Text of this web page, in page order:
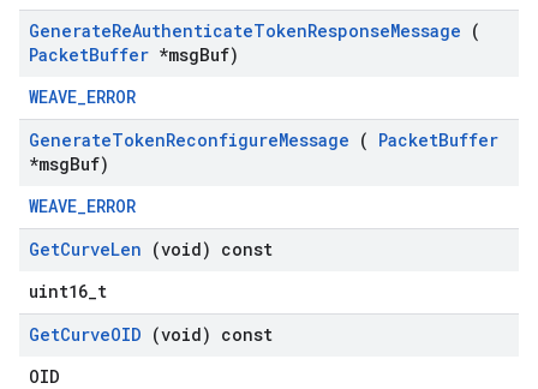
GenerateReAuthenticateTokenResponseMessage (
PacketBuffer *msgBuf)
WEAVE_ERROR
GenerateTokenReconfigureMessage ( PacketBuffer
*msgBuf)
WEAVE_ERROR
GetCurveLen (void) const
uint16_t
GetCurveOID (void) const
OID